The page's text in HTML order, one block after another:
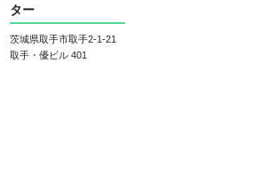
ター
茨城県取手市取手2-1-21
取手・優ビル 401